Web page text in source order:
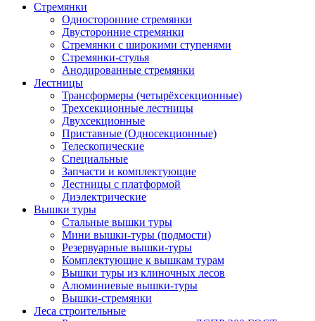
Стремянки
Односторонние стремянки
Двусторонние стремянки
Стремянки с широкими ступенями
Стремянки-стулья
Анодированные стремянки
Лестницы
Трансформеры (четырёхсекционные)
Трехсекционные лестницы
Двухсекционные
Приставные (Односекционные)
Телескопические
Специальные
Запчасти и комплектующие
Лестницы с платформой
Диэлектрические
Вышки туры
Стальные вышки туры
Мини вышки-туры (подмости)
Резервуарные вышки-туры
Комплектующие к вышкам турам
Вышки туры из клиночных лесов
Алюминиевые вышки-туры
Вышки-стремянки
Леса строительные